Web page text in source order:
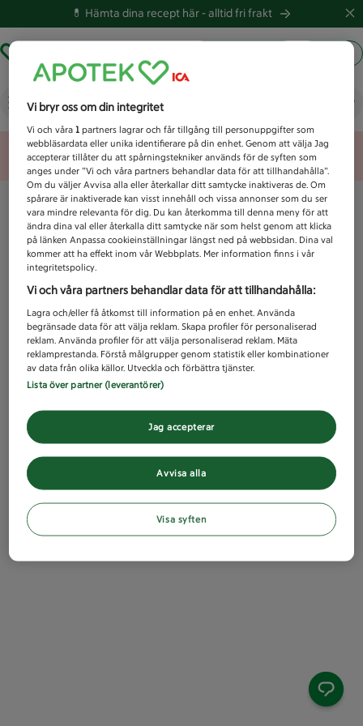
💊 Hämta dina recept här -alltid fri frakt
Vad letar du efter idag?
Unknown error
Vi bryr oss om din integritet
Vi och våra1 partners lagrar och får tillgång till personuppgifter som
webbläsardata eller unika identifierare på din enhet. Genom att välja Jag
accepterar tillåter du att spårningstekniker används för de syften som
anges under ”Vi och våra partners behandlar data för att tillhandahålla”.
Om du väljer Avvisa alla eller återkallar ditt samtycke inaktiveras de. Om
spårare är inaktiverade kan visst innehåll och vissa annonser som du ser
vara mindre relevanta för dig. Du kan återkomma till denna meny för att
ändra dina val eller återkalla ditt samtycke när som helst genom att klicka
på länken Anpassa cookieinställningar längst ned på webbsidan. Dina val
kommer att ha effekt inom vår Webbplats. Mer information finns i vår
integritetspolicy.
Vi och våra partners behandlar data för att tillhandahålla:
Lagra och/eller få åtkomst till information på en enhet. Använda
begränsade data för att välja reklam. Skapa profiler för personaliserad
reklam. Använda profiler för att välja personaliserad reklam. Mäta
reklamprestanda. Förstå målgrupper genom statistik eller kombinationer
av data från olika källor. Utveckla och förbättra tjänster.
Lista över partner (leverantörer)
Avvisa alla
Jag accepterar
Visa syften